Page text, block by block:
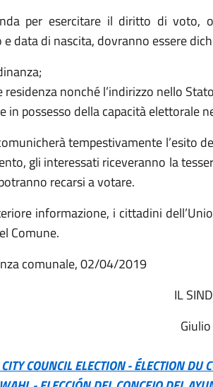
per esercitare il diritto di voto,
data di nascita, dovranno essere
residenza nonché l’indirizzo nello
in possesso della capacità elettorale
tempestivamente l’esito
gli interessati riceveranno la
recarsi a votare.
informazione, i cittadini
Comune.
comunale, 02/04/2019
IL
Alfredo
COUNCIL ELECTION -ÉLECTION DU